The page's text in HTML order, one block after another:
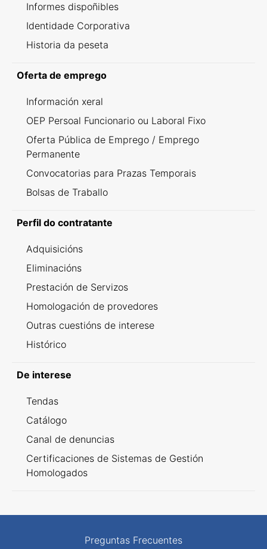
Informes dispoñibles
Identidade Corporativa
Historia da peseta
Oferta de emprego
Información xeral
OEP Persoal Funcionario ou Laboral Fixo
Oferta Pública de Emprego / Emprego
Permanente
Convocatorias para Prazas Temporais
Bolsas de Traballo
Perfil do contratante
Adquisicións
Eliminacións
Prestación de Servizos
Homologación de provedores
Outras cuestións de interese
Histórico
De interese
Tendas
Catálogo
Canal de denuncias
Certificaciones de Sistemas de Gestión
Homologados
Preguntas Frecuentes